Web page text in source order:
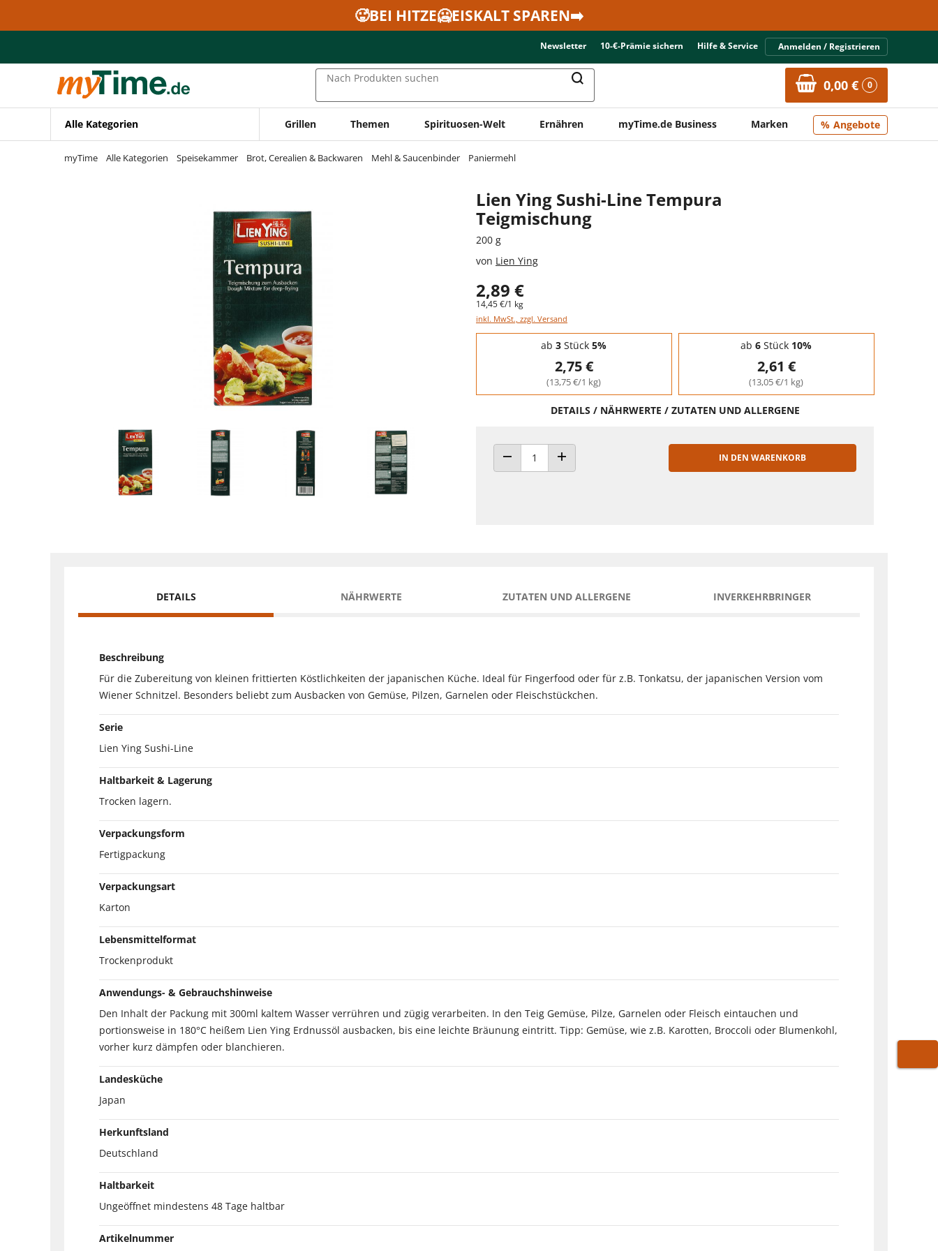
Zur Navigation springen
🥵BEI HITZE🥶EISKALT SPAREN➡️
Newsletter 10-€-Prämie sichern Hilfe & Service Anmelden / Registrieren
Nach Produkten suchen 0,00 € 0
Alle Kategorien Grillen Themen Spirituosen-Welt Ernähren myTime.de Business Marken Angebote
myTime Alle Kategorien Speisekammer Brot, Cerealien & Backwaren Mehl & Saucenbinder Paniermehl
Lien Ying Sushi-Line Tempura
Teigmischung
200 g
von Lien Ying
2,89 €
14,45 €/1 kg
inkl. MwSt., zzgl. Versand
Staffelpreise - Mengenrabatt
ab 3 Stück 5%
2,75 €
(13,75 €/1 kg)
ab 6 Stück 10%
2,61 €
(13,05 €/1 kg)
DETAILS / NÄHRWERTE / ZUTATEN UND ALLERGENE
ANZAHL VERRINGERNANZAHL ERHÖHEN
IN DEN WARENKORB
DETAILS NÄHRWERTE ZUTATEN UND ALLERGENE INVERKEHRBRINGER
Beschreibung
Für die Zubereitung von kleinen frittierten Köstlichkeiten der japanischen Küche. Ideal für Fingerfood oder für z.B. Tonkatsu, der japanischen Version vom
Wiener Schnitzel. Besonders beliebt zum Ausbacken von Gemüse, Pilzen, Garnelen oder Fleischstückchen.
Serie
Lien Ying Sushi-Line
Haltbarkeit & Lagerung
Trocken lagern.
Verpackungsform
Fertigpackung
Verpackungsart
Karton
Lebensmittelformat
Trockenprodukt
Anwendungs- & Gebrauchshinweise
Den Inhalt der Packung mit 300ml kaltem Wasser verrühren und zügig verarbeiten. In den Teig Gemüse, Pilze, Garnelen oder Fleisch eintauchen und
portionsweise in 180°C heißem Lien Ying Erdnussöl ausbacken, bis eine leichte Bräunung eintritt. Tipp: Gemüse, wie z.B. Karotten, Broccoli oder Blumenkohl,
vorher kurz dämpfen oder blanchieren.
Landesküche
Japan
Herkunftsland
Deutschland
Haltbarkeit
Ungeöffnet mindestens 48 Tage haltbar
Artikelnummer